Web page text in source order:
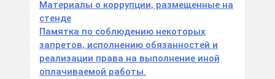
Материалы о коррупции, размещенные на
стенде
Памятка по соблюдению некоторых
запретов, исполнению обязанностей и
реализации права на выполнение иной
оплачиваемой работы.